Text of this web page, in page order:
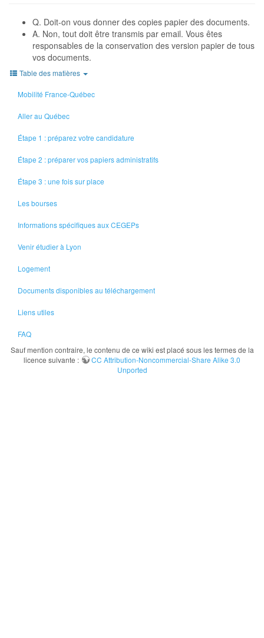
Q. Doit-on vous donner des copies papier des documents.
A. Non, tout doit être transmis par email. Vous êtes
responsables de la conservation des version papier de tous
vos documents.
Table des matières
Mobilité France-Québec
Aller au Québec
Étape 1 : préparez votre candidature
Étape 2 : préparer vos papiers administratifs
Étape 3 : une fois sur place
Les bourses
Informations spécifiques aux CEGEPs
Venir étudier à Lyon
Logement
Documents disponibles au téléchargement
Liens utiles
FAQ
Sauf mention contraire, le contenu de ce wiki est placé sous les termes de la
licence suivante :
CC Attribution-Noncommercial-Share Alike 3.0
Unported